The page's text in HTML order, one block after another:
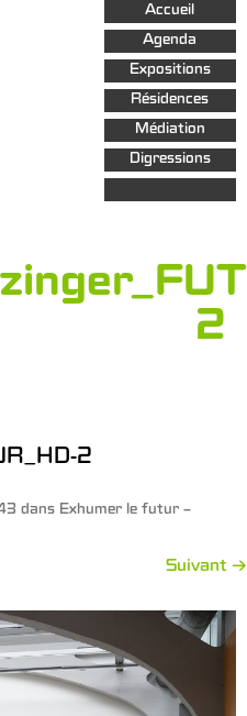
Aller au
contenu
principal
Accueil
Agenda
Expositions
Résidences
Médiation
Digressions
2
2
dans Exhumer le futur –
Suivant →